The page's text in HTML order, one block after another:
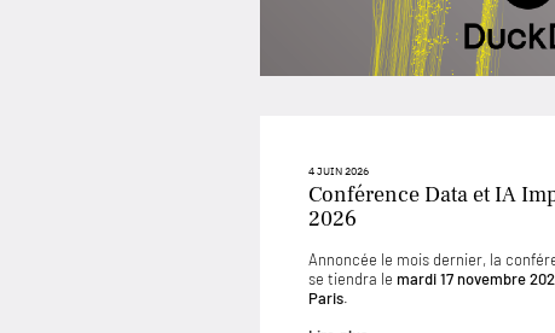
4 JUIN 2026
Conférence Data et IA
2026
Annoncée le mois dernier, la
se tiendra le mardi 17 novembre
Paris.